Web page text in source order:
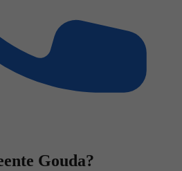
Gouda?